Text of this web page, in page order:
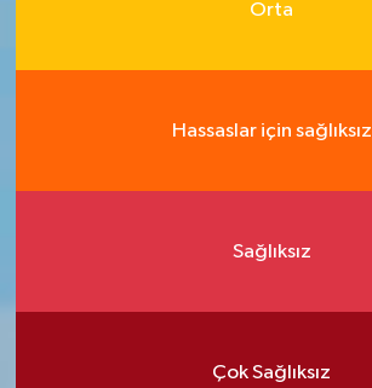
Orta
Hassaslar için sağlıksız
Sağlıksız
Çok Sağlıksız